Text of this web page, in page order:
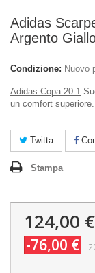
Adidas
Argento
Condizione: Nuovo
Adidas Copa 20.1
un comfort superiore.
Twitta
Stampa
124,00 €
-76,00 €